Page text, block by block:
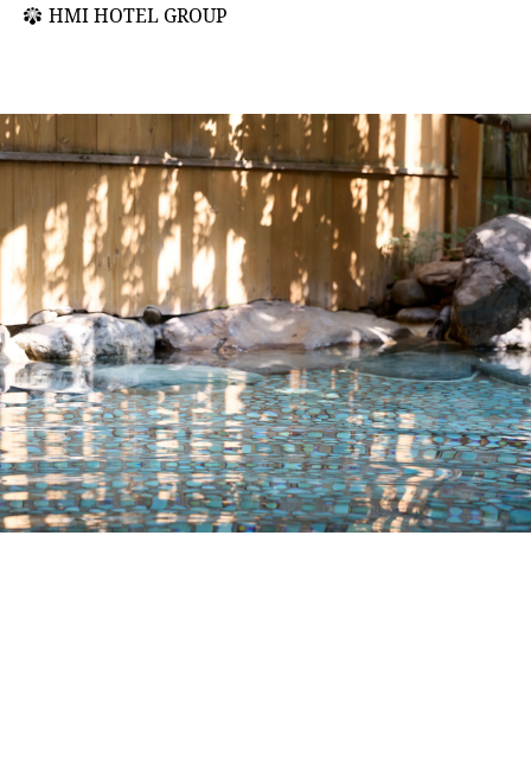
HMI HOTEL GROUP